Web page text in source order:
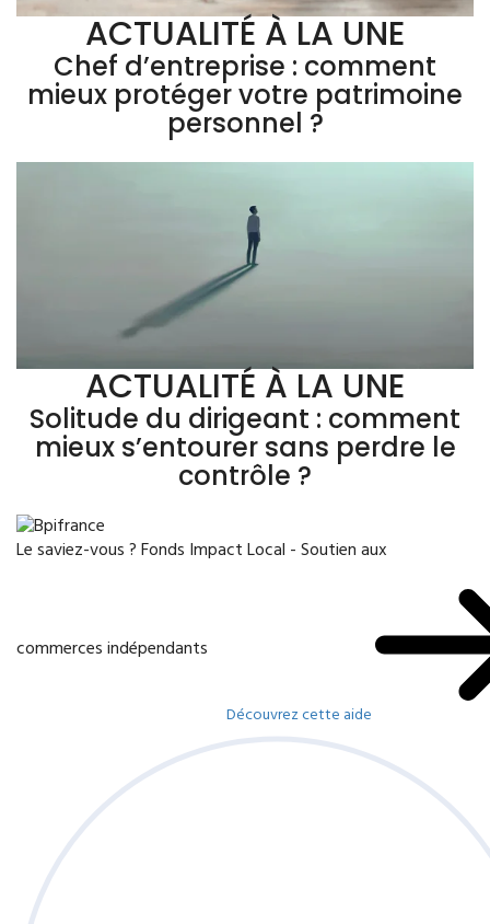
ACTUALITÉ À LA UNE
Chef d’entreprise : comment
mieux protéger votre patrimoine
personnel ?
ACTUALITÉ À LA UNE
Solitude du dirigeant : comment
mieux s’entourer sans perdre le
contrôle ?
Le saviez-vous ?Fonds Impact Local - Soutien aux
commerces indépendants
Découvrez cette aide